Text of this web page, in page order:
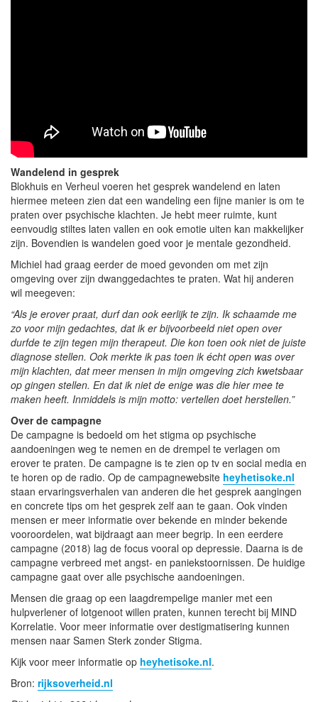
Wandelend in gesprek
Blokhuis en Verheul voeren het gesprek wandelend en laten
hiermee meteen zien dat een wandeling een fijne manier is om te
praten over psychische klachten. Je hebt meer ruimte, kunt
eenvoudig stiltes laten vallen en ook emotie uiten kan makkelijker
zijn. Bovendien is wandelen goed voor je mentale gezondheid.
Michiel had graag eerder de moed gevonden om met zijn
omgeving over zijn dwanggedachtes te praten. Wat hij anderen
wil meegeven:
“Als je erover praat, durf dan ook eerlijk te zijn. Ik schaamde me
zo voor mijn gedachtes, dat ik er bijvoorbeeld niet open over
durfde te zijn tegen mijn therapeut. Die kon toen ook niet de juiste
diagnose stellen. Ook merkte ik pas toen ik écht open was over
mijn klachten, dat meer mensen in mijn omgeving zich kwetsbaar
op gingen stellen. En dat ik niet de enige was die hier mee te
maken heeft. Inmiddels is mijn motto: vertellen doet herstellen.”
Over de campagne
De campagne is bedoeld om het stigma op psychische
aandoeningen weg te nemen en de drempel te verlagen om
erover te praten. De campagne is te zien op tv en social media en
te horen op de radio. Op de campagnewebsite heyhetisoke.nl
staan ervaringsverhalen van anderen die het gesprek aangingen
en concrete tips om het gesprek zelf aan te gaan. Ook vinden
mensen er meer informatie over bekende en minder bekende
vooroordelen, wat bijdraagt aan meer begrip. In een eerdere
campagne (2018) lag de focus vooral op depressie. Daarna is de
campagne verbreed met angst- en paniekstoornissen. De huidige
campagne gaat over alle psychische aandoeningen.
Mensen die graag op een laagdrempelige manier met een
hulpverlener of lotgenoot willen praten, kunnen terecht bij MIND
Korrelatie. Voor meer informatie over destigmatisering kunnen
mensen naar Samen Sterk zonder Stigma.
Kijk voor meer informatie op heyhetisoke.nl.
Bron: rijksoverheid.nl